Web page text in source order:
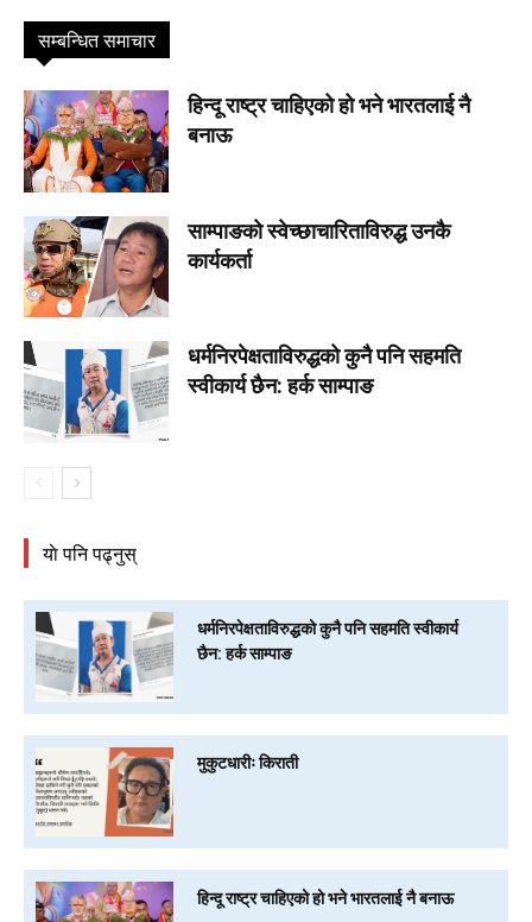
सम्बन्धित समाचार
हिन्दू राष्ट्र चाहिएको हो भने भारतलाई नै
बनाऊ
साम्पाङको स्वेच्छाचारिताविरुद्ध उनकै
कार्यकर्ता
धर्मनिरपेक्षताविरुद्धको कुनै पनि सहमति
स्वीकार्य छैन: हर्क साम्पाङ
याे पनि पढ्नुस्
धर्मनिरपेक्षताविरुद्धको कुनै पनि सहमति स्वीकार्य
छैन: हर्क साम्पाङ
मुकुटधारीः किराती
हिन्दू राष्ट्र चाहिएको हो भने भारतलाई नै बनाऊ